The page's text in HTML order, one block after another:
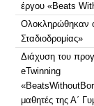
έργου «Beats
Ολοκληρώθηκαν
Σταδιοδρομίας»
Διάχυση του
eTwinning
μαθητές της Α΄